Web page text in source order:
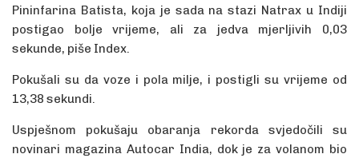
Pininfarina Batista, koja je sada na stazi Natrax u Indiji
postigao bolje vrijeme, ali za jedva mjerljivih 0,03
sekunde, piše Index.
Pokušali su da voze i pola milje, i postigli su vrijeme od
13,38 sekundi.
Uspješnom pokušaju obaranja rekorda svjedočili su
novinari magazina Autocar India, dok je za volanom bio